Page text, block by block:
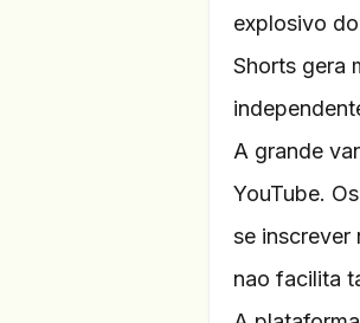
explosivo
Shorts gera
A grande
YouTube.
se inscrever
nao facilita